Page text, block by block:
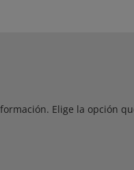
Elige la opción